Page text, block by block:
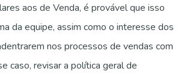
aos de Venda, é provável que isso
da equipe, assim como o interesse dos
nos processos de vendas com
caso, revisar a política geral de